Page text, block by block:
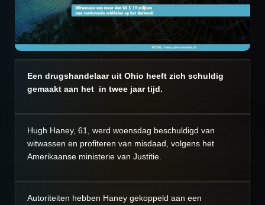
Een drugshandelaar uit Ohio heeft zich schuldig
gemaakt aan het in twee jaar tijd.
Hugh Haney, 61, werd woensdag beschuldigd van
witwassen en profiteren van misdaad, volgens het
Amerikaanse ministerie van Justitie.
Autoriteiten hebben Haney gekoppeld aan een